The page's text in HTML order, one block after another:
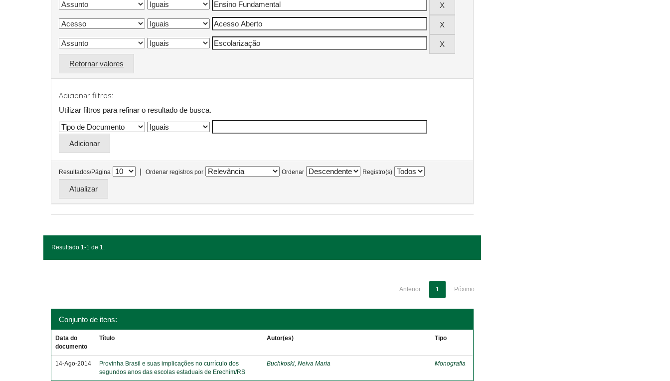
Retornar valores
Adicionar filtros:
Utilizar filtros para refinar o resultado de busca.
Resultados/Página | Ordenar registros por Ordenar Registro(s)
Resultado 1-1 de 1.
Anterior 1 Póximo
Conjunto de itens:
Data do
documento
Título Autor(es) Tipo
14-Ago-2014
Provinha Brasil e suas implicações no currículo dos
segundos anos das escolas estaduais de Erechim/RS
Buchkoski, Neiva Maria Monografia